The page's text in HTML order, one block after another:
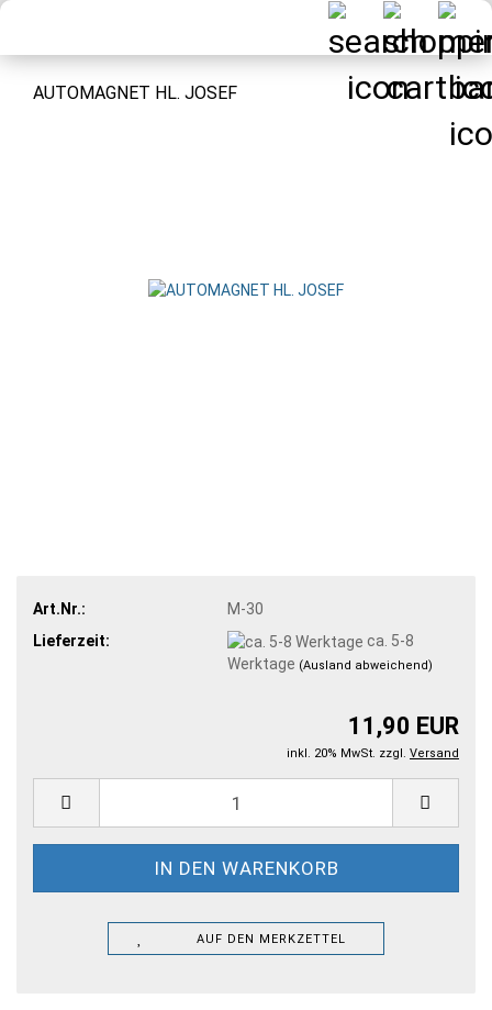
AUTOMAGNET HL. JOSEF
Art.Nr.:
M-30
Lieferzeit:
ca. 5-8
Werktage (Ausland abweichend)
11,90 EUR
inkl. 20% MwSt. zzgl. Versand
AUF DEN MERKZETTEL